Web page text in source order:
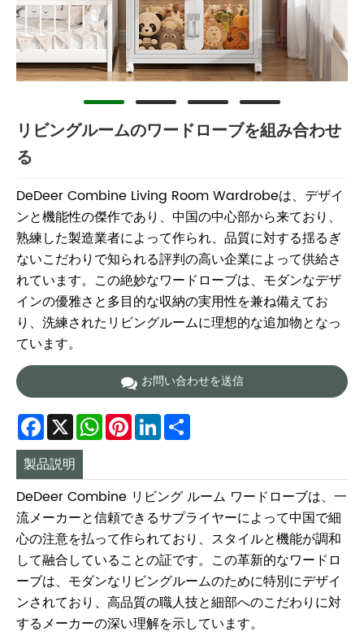
リビングルームのワードローブを組み合わせ
る
DeDeer Combine Living Room Wardrobeは、デザイ
ンと機能性の傑作であり、中国の中心部から来ており、
熟練した製造業者によって作られ、品質に対する揺るぎ
ないこだわりで知られる評判の高い企業によって供給さ
れています。この絶妙なワードローブは、モダンなデザ
インの優雅さと多目的な収納の実用性を兼ね備えてお
り、洗練されたリビングルームに理想的な追加物となっ
ています。
お問い合わせを送信
Facebook
X WhatsApp
Pinterest
LinkedIn
製品説明
DeDeer Combine リビング ルーム ワードローブは、一
流メーカーと信頼できるサプライヤーによって中国で細
心の注意を払って作られており、スタイルと機能が調和
して融合していることの証です。この革新的なワードロ
ーブは、モダンなリビングルームのために特別にデザイ
ンされており、高品質の職人技と細部へのこだわりに対
するメーカーの深い理解を示しています。